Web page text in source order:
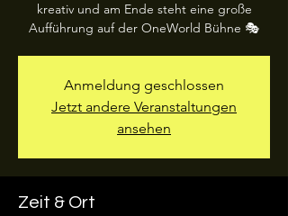
kreativ und am Ende steht eine große
Aufführung auf der OneWorld Bühne 🎭
Anmeldung geschlossen
Jetzt andere Veranstaltungen
ansehen
Zeit & Ort